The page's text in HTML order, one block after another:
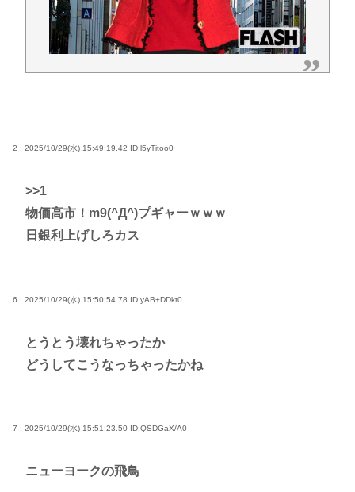
2 : 2025/10/29(水) 15:49:19.42 ID:l5yTitoo0
>>1
物価高市！m9(^Д^)プギャーｗｗｗ
日銀利上げしろカス
6 : 2025/10/29(水) 15:50:54.78 ID:yAB+DDkt0
とうとう壊れちゃったか
どうしてこうなっちゃったかね
7 : 2025/10/29(水) 15:51:23.50 ID:QSDGaX/A0
ニューヨークの飛鳥